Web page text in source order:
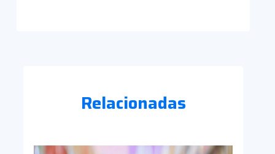
Relacionadas